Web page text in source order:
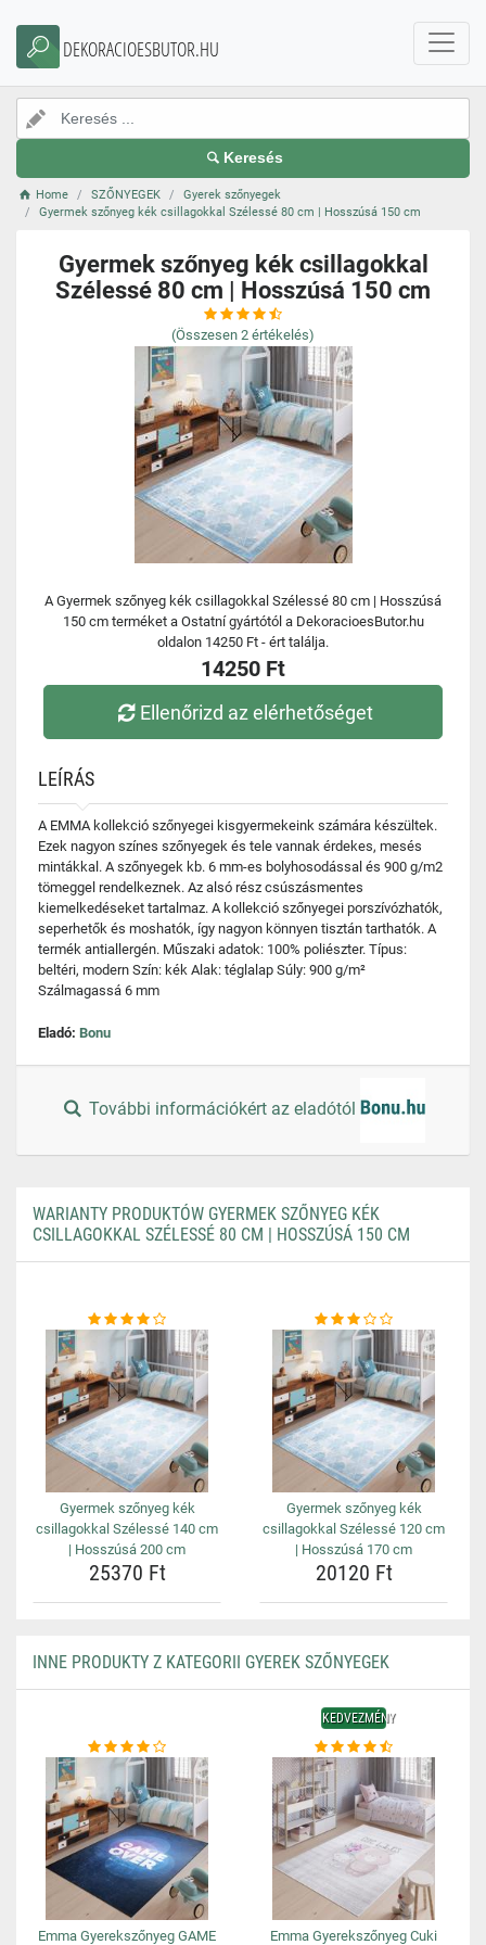
DEKORACIOESBUTOR.HU
Keresés
Home SZŐNYEGEK
Gyerek szőnyegek
Gyermek szőnyeg kék csillagokkal Szélessé 80 cm | Hosszúsá 150 cm
Gyermek szőnyeg kék csillagokkal
Szélessé 80 cm | Hosszúsá 150 cm
(Összesen 2 értékelés)
A Gyermek szőnyeg kék csillagokkal Szélessé 80 cm | Hosszúsá
150 cm terméket a Ostatní gyártótól a DekoracioesButor.hu
oldalon 14250 Ft - ért találja.
14250 Ft
Ellenőrizd az elérhetőséget
LEÍRÁS
A EMMA kollekció szőnyegei kisgyermekeink számára készültek.
Ezek nagyon színes szőnyegek és tele vannak érdekes, mesés
mintákkal. A szőnyegek kb. 6 mm-es bolyhosodással és 900 g/m2
tömeggel rendelkeznek. Az alsó rész csúszásmentes
kiemelkedéseket tartalmaz. A kollekció szőnyegei porszívózhatók,
seperhetők és moshatók, így nagyon könnyen tisztán tarthatók. A
termék antiallergén. Műszaki adatok: 100% poliészter. Típus:
beltéri, modern Szín: kék Alak: téglalap Súly: 900 g/m²
Szálmagassá 6 mm
Eladó: Bonu
További információkért az eladótól
WARIANTY PRODUKTÓW GYERMEK SZŐNYEG KÉK
CSILLAGOKKAL SZÉLESSÉ 80 CM | HOSSZÚSÁ 150 CM
Gyermek szőnyeg kék
csillagokkal Szélessé 140 cm
| Hosszúsá 200 cm
25370 Ft
Gyermek szőnyeg kék
csillagokkal Szélessé 120 cm
| Hosszúsá 170 cm
20120 Ft
INNE PRODUKTY Z KATEGORII GYEREK SZŐNYEGEK
Emma Gyerekszőnyeg GAME
KEDVEZMÉNY
Emma Gyerekszőnyeg Cuki